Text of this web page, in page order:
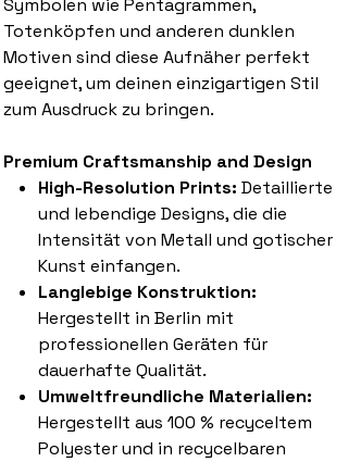
Symbolen wie Pentagrammen,
Totenköpfen und anderen dunklen
Motiven sind diese Aufnäher perfekt
geeignet, um deinen einzigartigen Stil
zum Ausdruck zu bringen.
Premium Craftsmanship and Design
High-Resolution Prints: Detaillierte
und lebendige Designs, die die
Intensität von Metall und gotischer
Kunst einfangen.
Langlebige Konstruktion:
Hergestellt in Berlin mit
professionellen Geräten für
dauerhafte Qualität.
Umweltfreundliche Materialien:
Hergestellt aus 100 % recyceltem
Polyester und in recycelbaren